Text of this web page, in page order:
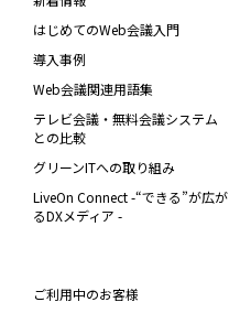
はじめてのWeb会議入門
導入事例
Web会議関連用語集
テレビ会議・無料会議システム
との比較
グリーンITへの取り組み
LiveOn Connect -“できる”が広が
るDXメディア -
ご利用中のお客様